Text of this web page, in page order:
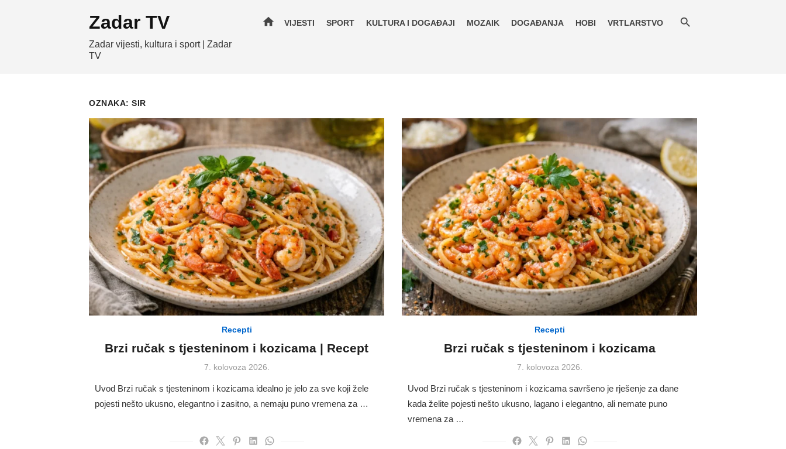
Zadar TV
Zadar vijesti, kultura i sport | Zadar
TV
home VIJESTI SPORT KULTURA I DOGAĐAJI MOZAIK DOGAĐANJA HOBI VRTLARSTVO
OZNAKA: SIR
Recepti
Brzi ručak s tjesteninom i kozicama | Recept
Posted
7. kolovoza 2026.
Uvod Brzi ručak s tjesteninom i kozicama idealno je jelo za sve koji žele
pojesti nešto ukusno, elegantno i zasitno, a nemaju puno vremena za …
Recepti
Brzi ručak s tjesteninom i kozicama
Posted
7. kolovoza 2026.
Uvod Brzi ručak s tjesteninom i kozicama savršeno je rješenje za dane
kada želite pojesti nešto ukusno, lagano i elegantno, ali nemate puno
vremena za …